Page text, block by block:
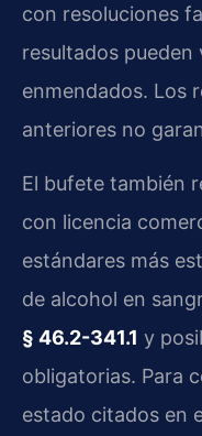
con resoluciones
resultados pueden
enmendados. Los
anteriores no
El bufete también
con licencia
estándares más
de alcohol en
§ 46.2-341.1 y
obligatorias. Para
estado citados en